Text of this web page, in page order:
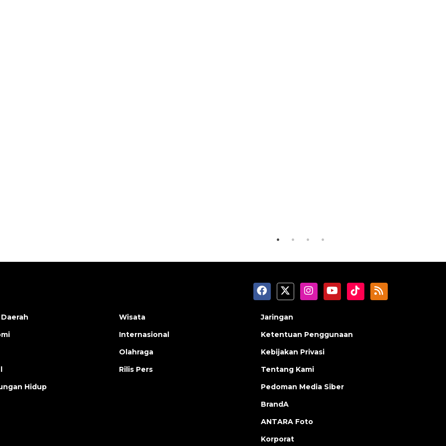
Hidup
Wisata
Internasional
Olahraga
Rilis Pers
Jaringan
Ketentuan Penggunaan
Kebijakan Privasi
Tentang Kami
Pedoman Media Siber
BrandA
ANTARA Foto
Korporat